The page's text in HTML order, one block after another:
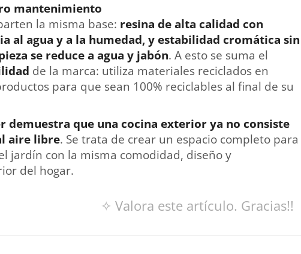
mantenimiento
la misma base: resina de alta calidad con
al agua y a la humedad, y estabilidad cromática sin
se reduce a agua y jabón. A esto se suma el
de la marca: utiliza materiales reciclados en
para que sean 100% reciclables al final de su
demuestra que una cocina exterior ya no consiste
aire libre. Se trata de crear un espacio completo para
jardín con la misma comodidad, diseño y
del hogar.
✧ Valora este artículo. Gracias!!